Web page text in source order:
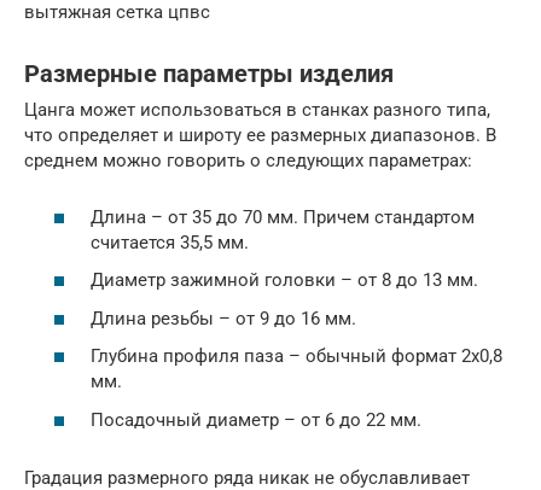
вытяжная сетка цпвс
Размерные параметры изделия
Цанга может использоваться в станках разного типа,
что определяет и широту ее размерных диапазонов. В
среднем можно говорить о следующих параметрах:
Длина – от 35 до 70 мм. Причем стандартом
считается 35,5 мм.
Диаметр зажимной головки – от 8 до 13 мм.
Длина резьбы – от 9 до 16 мм.
Глубина профиля паза – обычный формат 2х0,8
мм.
Посадочный диаметр – от 6 до 22 мм.
Градация размерного ряда никак не обуславливает